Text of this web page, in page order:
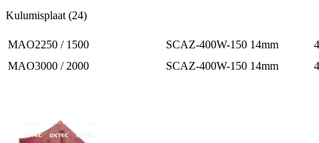
Kulumisplaat (24)
MAO2250 / 1500 SCAZ-400W-150 14mm
4
MAO3000 / 2000
SCAZ-400W-150 14mm 4